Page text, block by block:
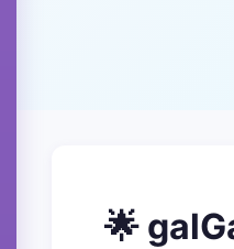
🌟